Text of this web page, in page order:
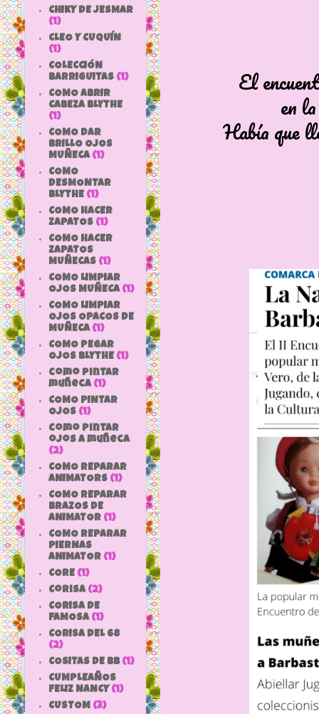
El
en
Había que
CHIKY DE JESMAR
(1)
CLEO Y CUQUÍN
(1)
COLECCIÓN
BARRIGUITAS (1)
COMO ABRIR
CABEZA BLYTHE
(1)
COMO DAR
BRILLO OJOS
MUÑECA (1)
COMO
DESMONTAR
BLYTHE (1)
COMO HACER
ZAPATOS (1)
COMO HACER
ZAPATOS
MUÑECAS (1)
COMO LIMPIAR
OJOS MUÑECA (1)
COMO LIMPIAR
OJOS OPACOS DE
MUÑECA (1)
COMO PEGAR
OJOS BLYTHE (1)
como pintar
muñeca (1)
COMO PINTAR
OJOS (1)
como pintar
ojos a muñeca
(2)
COMO REPARAR
ANIMATORS (1)
COMO REPARAR
BRAZOS DE
ANIMATOR (1)
COMO REPARAR
PIERNAS
ANIMATOR (1)
CORE (1)
Corisa (2)
CORISA DE
FAMOSA (1)
CORISA DEL 68
(2)
COSITAS DE bb (1)
CUMPLEAÑOS
FELIZ NANCY (1)
CUSTOM (3)